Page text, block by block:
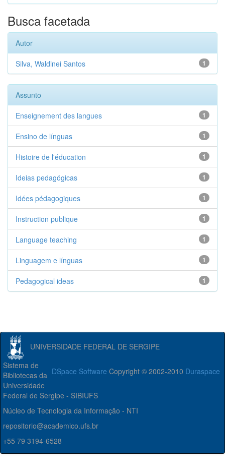
Busca facetada
Autor
1
Silva, Waldinei Santos
Assunto
1
Enseignement des langues
1
Ensino de línguas
1
Histoire de l'éducation
1
Ideias pedagógicas
1
Idées pédagogiques
1
Instruction publique
1
Language teaching
1
Linguagem e línguas
1
Pedagogical ideas
UNIVERSIDADE FEDERAL DE SERGIPE
DSpace Software Copyright © 2002-2010 Duraspace
Sistema de
Bibliotecas da
Universidade
Federal de Sergipe - SIBIUFS
Núcleo de Tecnologia da Informação - NTI
repositorio@academico.ufs.br
+55 79 3194-6528